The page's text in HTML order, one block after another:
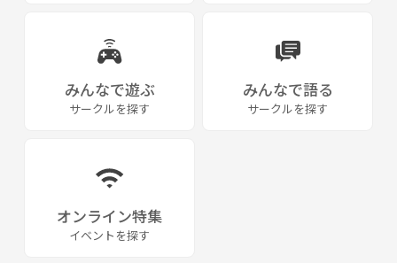
みんなで遊ぶ
サークルを探す
みんなで語る
サークルを探す
オンライン特集
イベントを探す